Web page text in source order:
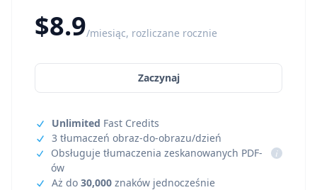
$8.9/miesiąc, rozliczane rocznie
Zaczynaj
Unlimited Fast Credits
3 tłumaczeń obraz-do-obrazu/dzień
Obsługuje tłumaczenia zeskanowanych PDF-
ów
i
Aż do 30,000 znaków jednocześnie